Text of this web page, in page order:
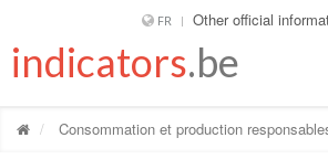
FR Other official
indicators.be
Consommation et production